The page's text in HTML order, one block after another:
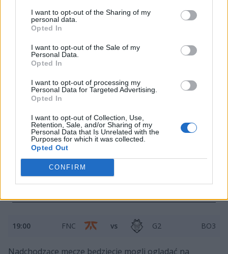
I want to opt-out of the Sharing of my
personal data.
Opted In
I want to opt-out of the Sale of my
Personal Data.
Opted In
I want to opt-out of processing my
Personal Data for Targeted Advertising.
Opted In
I want to opt-out of Collection, Use,
Retention, Sale, and/or Sharing of my
Personal Data that Is Unrelated with the
Purposes for which it was collected.
Opted Out
CONFIRM
planszy Team Heretics w zeszłym tygodniu. Z FNC z
pewnością tak łatwo nie będzie. Trudno zatem
powiedzieć, jak zakończy się dzisiejsza bitwa. Jedno jest
pewne – ktoś w końcu będzie musiał pogodzić się z
przegraną.
Harmonogram drugiego dnia trzeciej kolejki
LEC 2025 Summer:
17 sierpnia
Grupa A
17:00 VIT vs
19:00 FNC vs G2 BO3
Nadchodzące mecze będziecie mogli oglądać na